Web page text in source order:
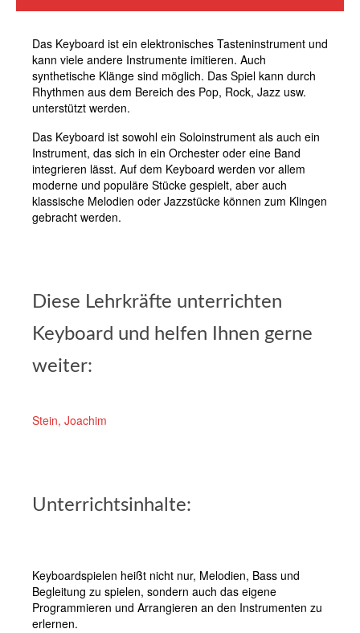
Das Keyboard ist ein elektronisches Tasteninstrument und
kann viele andere Instrumente imitieren. Auch
synthetische Klänge sind möglich. Das Spiel kann durch
Rhythmen aus dem Bereich des Pop, Rock, Jazz usw.
unterstützt werden.
Das Keyboard ist sowohl ein Soloinstrument als auch ein
Instrument, das sich in ein Orchester oder eine Band
integrieren lässt. Auf dem Keyboard werden vor allem
moderne und populäre Stücke gespielt, aber auch
klassische Melodien oder Jazzstücke können zum Klingen
gebracht werden.
Diese Lehrkräfte unterrichten
Keyboard und helfen Ihnen gerne
weiter:
Stein, Joachim
Unterrichtsinhalte:
Keyboardspielen heißt nicht nur, Melodien, Bass und
Begleitung zu spielen, sondern auch das eigene
Programmieren und Arrangieren an den Instrumenten zu
erlernen.